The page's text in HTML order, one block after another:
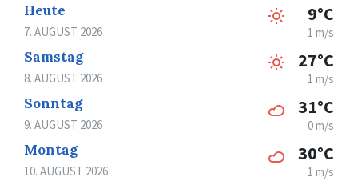
Heute
7. AUGUST 2026
9°C
1 m/s
Samstag
8. AUGUST 2026
27°C
1 m/s
Sonntag
9. AUGUST 2026
31°C
0 m/s
Montag
10. AUGUST 2026
30°C
1 m/s